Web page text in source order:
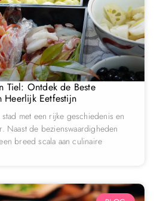
Tiel: Ontdek de Beste
Heerlijk Eetfestijn
met een rijke geschiedenis en
Naast de bezienswaardigheden
breed scala aan culinaire